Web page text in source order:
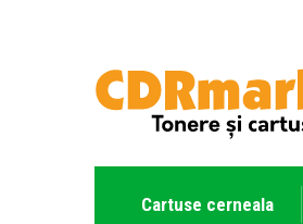
Cartuse cerneala